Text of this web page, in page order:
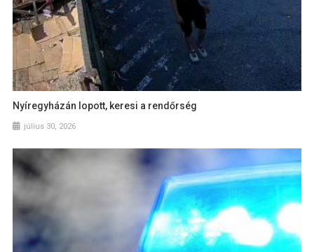
Nyíregyházán lopott, keresi a rendőrség
július 30, 2026